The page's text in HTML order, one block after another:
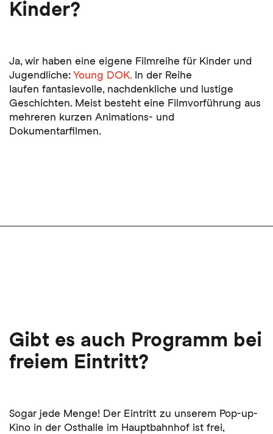
Kinder?
Ja, wir haben eine eigene Filmreihe für Kinder und
Jugendliche: Young DOK.In der Reihe
laufen fantasievolle, nachdenkliche und lustige
Geschichten. Meist besteht eine Filmvorführung aus
mehreren kurzen Animations- und
Dokumentarfilmen.
Gibt es auch Programm bei
freiem Eintritt?
Sogar jede Menge! Der Eintritt zu unserem Pop-up-
Kino in der Osthalle im Hauptbahnhof ist frei,